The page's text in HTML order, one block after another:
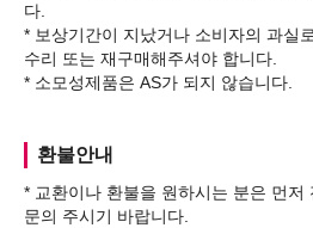
다.
* 보상기간이 지났거나 소비자의 과실
수리 또는 재구매해주셔야 합니다.
환불안내
* 교환이나 환불을 원하시는 분은 먼저
문의 주시기 바랍니다.